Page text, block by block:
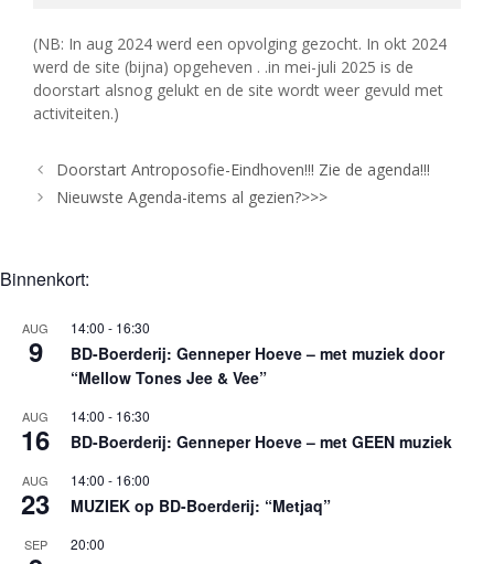
(NB: In aug 2024 werd een opvolging gezocht. In okt 2024
werd de site (bijna) opgeheven . .in mei-juli 2025 is de
doorstart alsnog gelukt en de site wordt weer gevuld met
activiteiten.)
Doorstart Antroposofie-Eindhoven!!! Zie de agenda!!!
Nieuwste Agenda-items al gezien?>>>
Binnenkort:
AUG
9
14:00 - 16:30
BD-Boerderij: Genneper Hoeve – met muziek door
“Mellow Tones Jee & Vee”
AUG
16
14:00 - 16:30
BD-Boerderij: Genneper Hoeve – met GEEN muziek
AUG
23
14:00 - 16:00
MUZIEK op BD-Boerderij: “Metjaq”
SEP 20:00